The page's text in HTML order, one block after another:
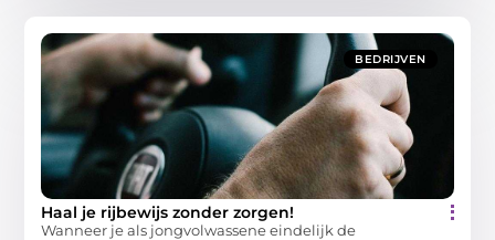
BEDRIJVEN
Haal je rijbewijs zonder zorgen!
Wanneer je als jongvolwassene eindelijk de